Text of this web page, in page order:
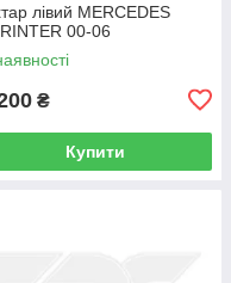
лівий MERCEDES
00-06
₴
Купити